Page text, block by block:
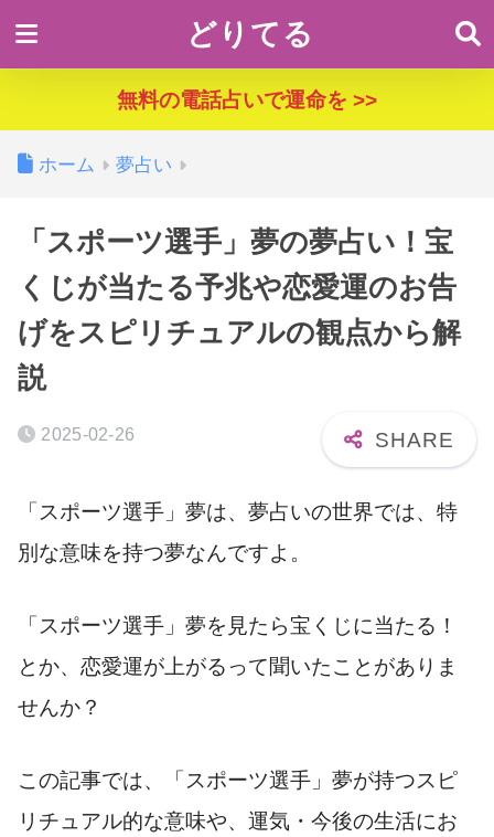
どりてる
無料の電話占いで運命を >>
ホーム 夢占い
「スポーツ選手」夢の夢占い！宝
くじが当たる予兆や恋愛運のお告
げをスピリチュアルの観点から解
説
2025-02-26
「スポーツ選手」夢は、夢占いの世界では、特
別な意味を持つ夢なんですよ。
「スポーツ選手」夢を見たら宝くじに当たる！
とか、恋愛運が上がるって聞いたことがありま
せんか？
この記事では、「スポーツ選手」夢が持つスピ
リチュアル的な意味や、運気・今後の生活にお